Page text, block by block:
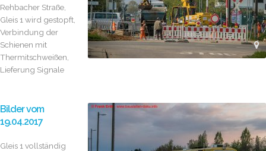
Rehbacher Straße,
Gleis 1 wird gestopft,
Verbindung der
Schienen mit
Thermitschweißen,
Lieferung Signale
Bilder vom
19.04.2017
Gleis 1 vollständig